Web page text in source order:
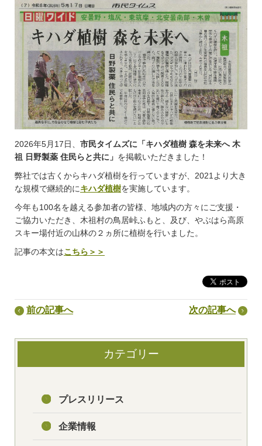
2026年5月17日、 市民タイムズに「キハダ植樹 森を未来へ 木
祖 日野製薬 住民らと共に」 を掲載いただきました！
弊社では古くからキハダ植樹を行っていますが、2021より大き
な規模で継続的にキハダ植樹を実施しています。
今年も100名を越える参加者の皆様、地域内の方々にご支援・
ご協力いただき、木祖村の鳥居峠ふもと、及び、やぶはら高原
スキー場付近の山林の２ヵ所に植樹を行いました。
記事の本文はこちら＞＞
前の記事へ 次の記事へ
カテゴリー
プレスリリース
企業情報